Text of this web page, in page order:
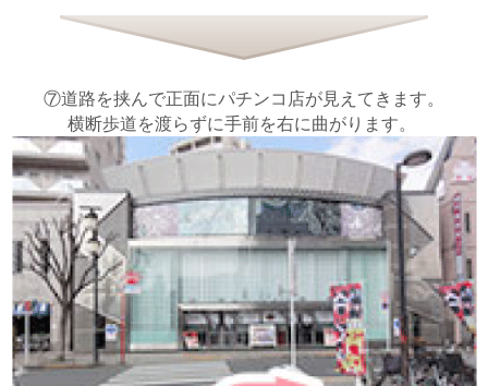
⑦道路を挟んで正面にパチンコ店が見えてきます。
横断歩道を渡らずに手前を右に曲がります。